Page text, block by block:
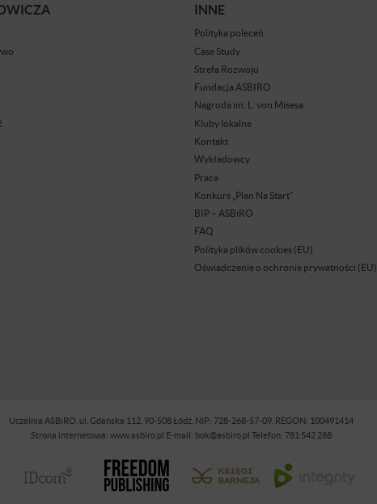
INNE
Polityka poleceń
Case Study
Strefa Rozwoju
Fundacja ASBIRO
Nagroda im. L. von Misesa
Kluby lokalne
Kontakt
Wykładowcy
Praca
Konkurs „Plan Na Start”
BIP – ASBiRO
FAQ
Polityka plików cookies (EU)
Oświadczenie o ochronie prywatności (EU)
Uczelnia ASBiRO, ul. Gdańska 112, 90-508 Łódź, NIP: 728-268-57-09, REGON: 100491414
Strona internetowa: www.asbiro.pl E-mail: bok@asbiro.pl Telefon: 781 542 288